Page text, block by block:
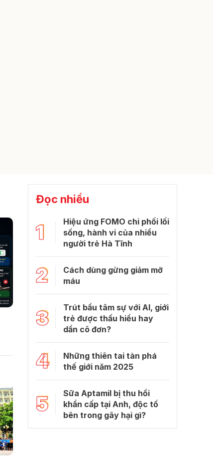
Đọc nhiều
1
Hiệu ứng FOMO chi phối lối
sống, hành vi của nhiều
người trẻ Hà Tĩnh
2
Cách dùng gừng giảm mỡ
máu
3
Trút bầu tâm sự với Al, giới
trẻ được thấu hiểu hay
dần cô đơn?
4
Những thiên tai tàn phá
thế giới năm 2025
5
Sữa Aptamil bị thu hồi
khẩn cấp tại Anh, độc tố
bên trong gây hại gì?